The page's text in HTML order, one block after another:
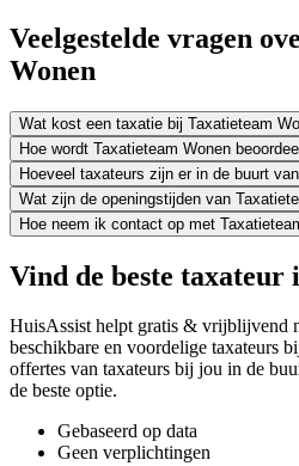
Veelgestelde vragen
Wonen
Wat kost een taxatie bij Taxatieteam
Hoe wordt Taxatieteam Wonen
Hoeveel taxateurs zijn er in de buurt
Wat zijn de openingstijden van
Hoe neem ik contact op met
Vind de beste taxateur
HuisAssist helpt gratis & vrijblijvend
beschikbare en voordelige taxateurs
offertes van taxateurs bij jou in de
de beste optie.
Gebaseerd op data
Geen verplichtingen